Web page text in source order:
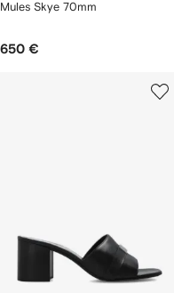
Mules Skye 70mm
650 €